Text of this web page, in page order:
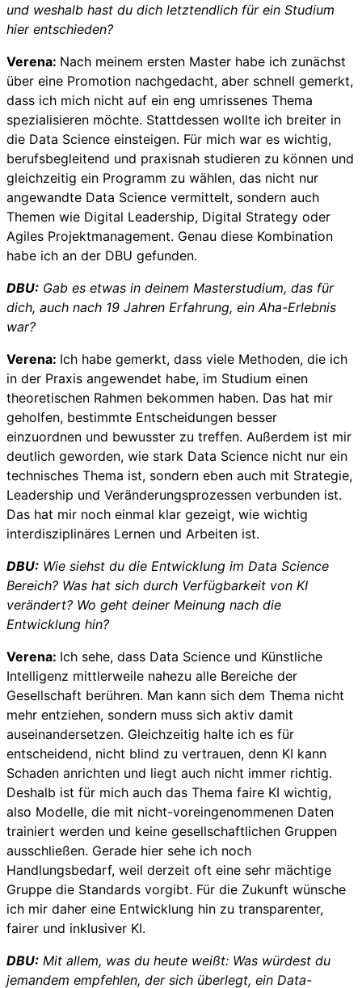
und weshalb hast du dich letztendlich für ein Studium
hier entschieden?
Verena: Nach meinem ersten Master habe ich zunächst
über eine Promotion nachgedacht, aber schnell gemerkt,
dass ich mich nicht auf ein eng umrissenes Thema
spezialisieren möchte. Stattdessen wollte ich breiter in
die Data Science einsteigen. Für mich war es wichtig,
berufsbegleitend und praxisnah studieren zu können und
gleichzeitig ein Programm zu wählen, das nicht nur
angewandte Data Science vermittelt, sondern auch
Themen wie Digital Leadership, Digital Strategy oder
Agiles Projektmanagement. Genau diese Kombination
habe ich an der DBU gefunden.
DBU: Gab es etwas in deinem Masterstudium, das für
dich, auch nach 19 Jahren Erfahrung, ein Aha-Erlebnis
war?
Verena: Ich habe gemerkt, dass viele Methoden, die ich
in der Praxis angewendet habe, im Studium einen
theoretischen Rahmen bekommen haben. Das hat mir
geholfen, bestimmte Entscheidungen besser
einzuordnen und bewusster zu treffen. Außerdem ist mir
deutlich geworden, wie stark Data Science nicht nur ein
technisches Thema ist, sondern eben auch mit Strategie,
Leadership und Veränderungsprozessen verbunden ist.
Das hat mir noch einmal klar gezeigt, wie wichtig
interdisziplinäres Lernen und Arbeiten ist.
DBU: Wie siehst du die Entwicklung im Data Science
Bereich? Was hat sich durch Verfügbarkeit von KI
verändert? Wo geht deiner Meinung nach die
Entwicklung hin?
Verena: Ich sehe, dass Data Science und Künstliche
Intelligenz mittlerweile nahezu alle Bereiche der
Gesellschaft berühren. Man kann sich dem Thema nicht
mehr entziehen, sondern muss sich aktiv damit
auseinandersetzen. Gleichzeitig halte ich es für
entscheidend, nicht blind zu vertrauen, denn KI kann
Schaden anrichten und liegt auch nicht immer richtig.
Deshalb ist für mich auch das Thema faire KI wichtig,
also Modelle, die mit nicht-voreingenommenen Daten
trainiert werden und keine gesellschaftlichen Gruppen
ausschließen. Gerade hier sehe ich noch
Handlungsbedarf, weil derzeit oft eine sehr mächtige
Gruppe die Standards vorgibt. Für die Zukunft wünsche
ich mir daher eine Entwicklung hin zu transparenter,
fairer und inklusiver KI.
DBU: Mit allem, was du heute weißt: Was würdest du
jemandem empfehlen, der sich überlegt, ein Data-